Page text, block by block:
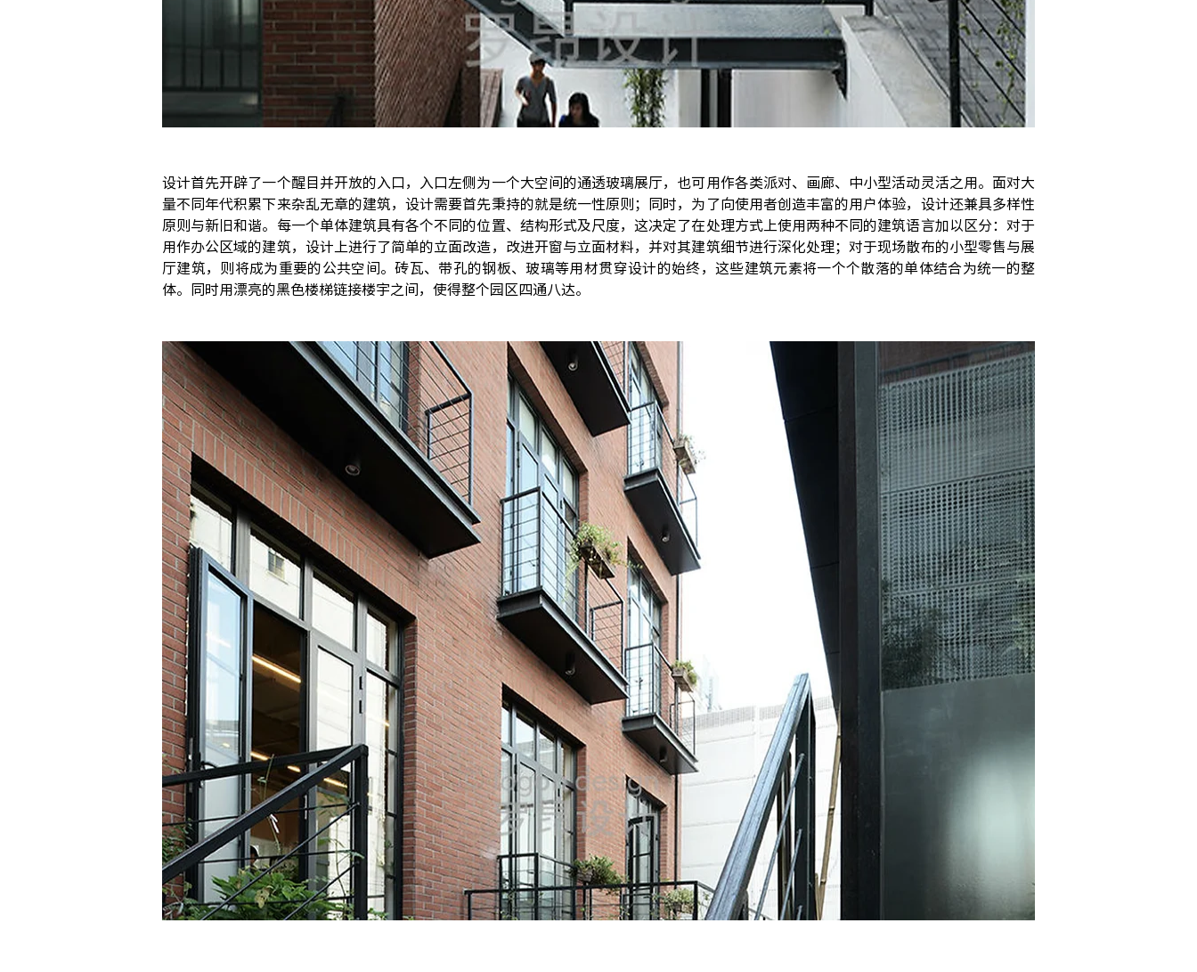
设计首先开辟了一个醒目并开放的入口，入口左侧为一个大空间的通透玻璃展厅，也可用作各类派对、画廊、中小型活动灵活之用。面对大
量不同年代积累下来杂乱无章的建筑，设计需要首先秉持的就是统一性原则；同时，为了向使用者创造丰富的用户体验，设计还兼具多样性
原则与新旧和谐。每一个单体建筑具有各个不同的位置、结构形式及尺度，这决定了在处理方式上使用两种不同的建筑语言加以区分：对于
用作办公区域的建筑，设计上进行了简单的立面改造，改进开窗与立面材料，并对其建筑细节进行深化处理；对于现场散布的小型零售与展
厅建筑，则将成为重要的公共空间。砖瓦、带孔的钢板、玻璃等用材贯穿设计的始终，这些建筑元素将一个个散落的单体结合为统一的整
体。同时用漂亮的黑色楼梯链接楼宇之间，使得整个园区四通八达。